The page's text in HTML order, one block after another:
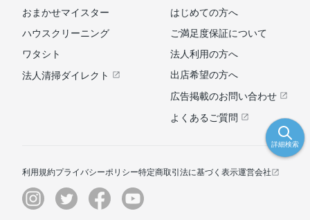
詳細検索
おまかせマイスター
ハウスクリーニング
ワタシト
法人清掃ダイレクト
はじめての方へ
ご満足度保証について
法人利用の方へ
出店希望の方へ
広告掲載のお問い合わせ
よくあるご質問
利用規約プライバシーポリシー特定商取引法に基づく表示運営会社